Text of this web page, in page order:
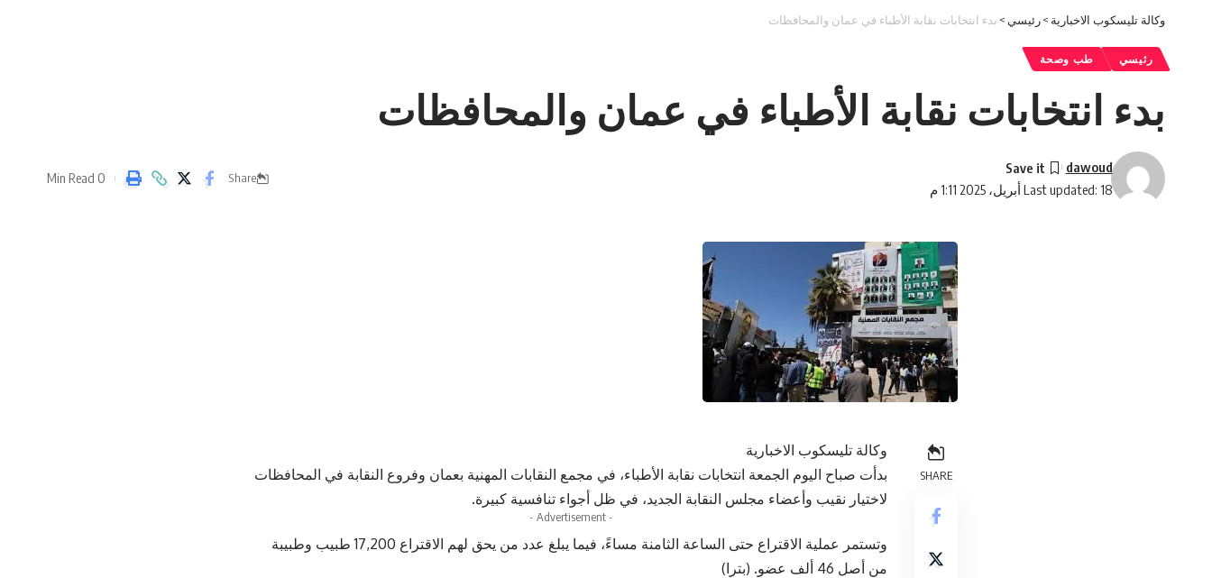
وكالة تليسكوب الاخبارية >رئيسي > بدء انتخابات نقابة الأطباء في عمان والمحافظات
رئيسي طب وصحة
بدء انتخابات نقابة الأطباء في عمان والمحافظات
Last updated: 18 أبريل، 2025 1:11 م
dawoud
Share
0 Min Read
SHARE
وكالة تليسكوب الاخبارية
بدأت صباح اليوم الجمعة انتخابات نقابة الأطباء، في مجمع النقابات المهنية بعمان وفروع النقابة في المحافظات
لاختيار نقيب وأعضاء مجلس النقابة الجديد، في ظل أجواء تنافسية كبيرة.
- Advertisement -
وتستمر عملية الاقتراع حتى الساعة الثامنة مساءً، فيما يبلغ عدد من يحق لهم الاقتراع 17,200 طبيب وطبيبة
من أصل 46 ألف عضو. (بترا)